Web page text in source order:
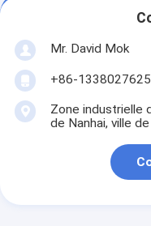
Mr. David Mok
+86-
Zone industrielle
de Nanhai, ville